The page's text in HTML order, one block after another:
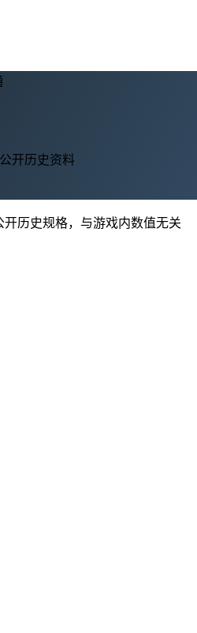
开历史资料
历史规格，与游戏内数值无关